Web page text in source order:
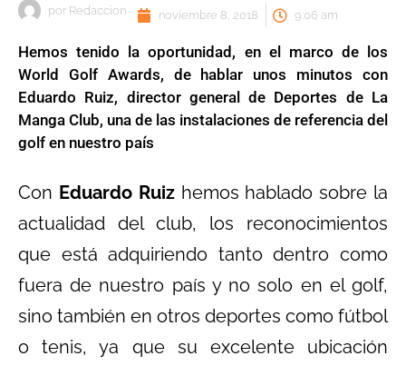
por Redaccion noviembre 8, 2018 9:06 am
Hemos tenido la oportunidad, en el marco de los
World Golf Awards, de hablar unos minutos con
Eduardo Ruiz, director general de Deportes de La
Manga Club, una de las instalaciones de referencia del
golf en nuestro país
Con Eduardo Ruizhemos hablado sobre la
actualidad del club, los reconocimientos
que está adquiriendo tanto dentro como
fuera de nuestro país y no solo en el golf,
sino también en otros deportes como fútbol
o tenis, ya que su excelente ubicación